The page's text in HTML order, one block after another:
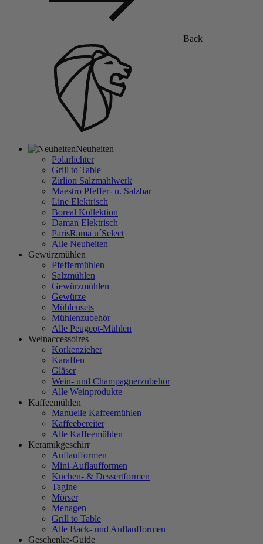
Back
Neuheiten
Polarlichter
Grill to Table
Zirlion Salzmahlwerk
Maestro Pfeffer- u. Salzbar
Line Elektrisch
Boreal Kollektion
Daman Elektrisch
ParisRama u´Select
Alle Neuheiten
Gewürzmühlen
Pfeffermühlen
Salzmühlen
Gewürzmühlen
Gewürze
Mühlensets
Mühlenzubehör
Alle Peugeot-Mühlen
Weinaccessoires
Korkenzieher
Karaffen
Gläser
Wein- und Champagnerzubehör
Alle Weinprodukte
Kaffeemühlen
Manuelle Kaffeemühlen
Kaffeebereiter
Alle Kaffeemühlen
Keramikgeschirr
Auflaufformen
Mini-Auflaufformen
Kuchen- & Dessertformen
Tagine
Mörser
Menagen
Grill to Table
Alle Back- und Auflaufformen
Geschenke-Guide